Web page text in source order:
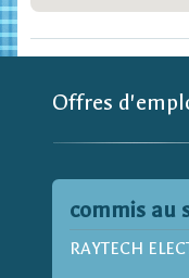
Offres
commis au
RAYTECH